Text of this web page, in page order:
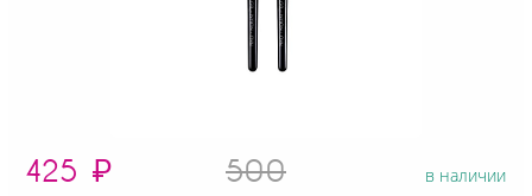
425 ₽ 500 в наличии